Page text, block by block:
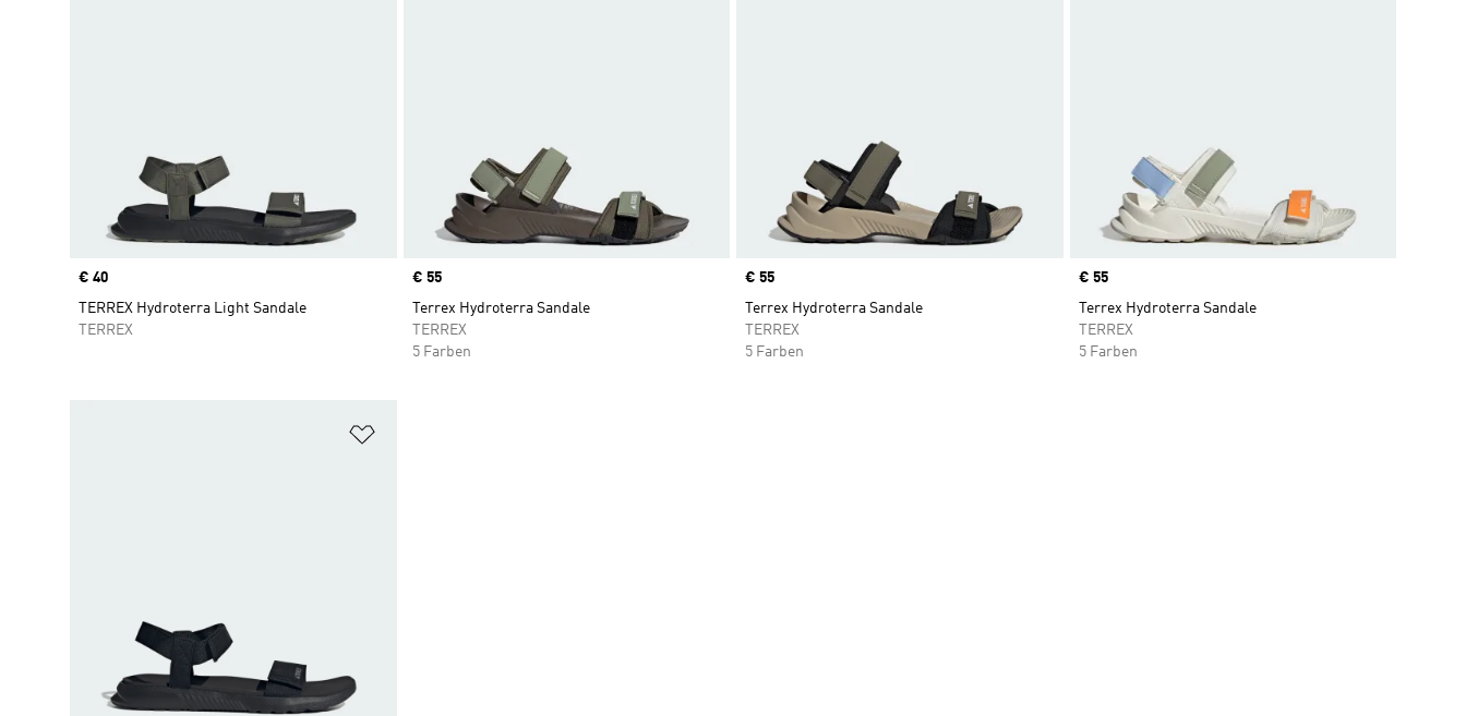
Price
€ 40
TERREX Hydroterra Light Sandale
TERREX
Price
€ 55
Terrex Hydroterra Sandale
TERREX
5 Farben
Price
€ 55
Terrex Hydroterra Sandale
TERREX
5 Farben
Price
€ 55
Terrex Hydroterra Sandale
TERREX
5 Farben